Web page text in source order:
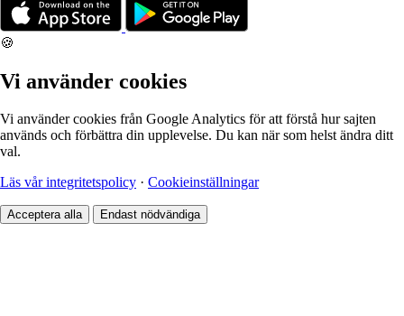
🍪
Vi använder cookies
Vi använder cookies från Google Analytics för att förstå hur sajten
används och förbättra din upplevelse. Du kan när som helst ändra ditt
val.
Läs vår integritetspolicy · Cookieinställningar
Acceptera alla Endast nödvändiga